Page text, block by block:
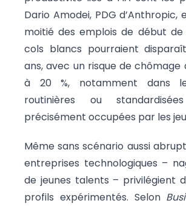
Dario Amodei, PDG d’Anthropic,
moitié des emplois de début
cols blancs pourraient
ans, avec un risque de chômage
à 20 %, notamment dans
routinières ou
précisément occupées par les
Même sans scénario aussi
entreprises technologiques –
de jeunes talents – privilégient
profils expérimentés. Selon